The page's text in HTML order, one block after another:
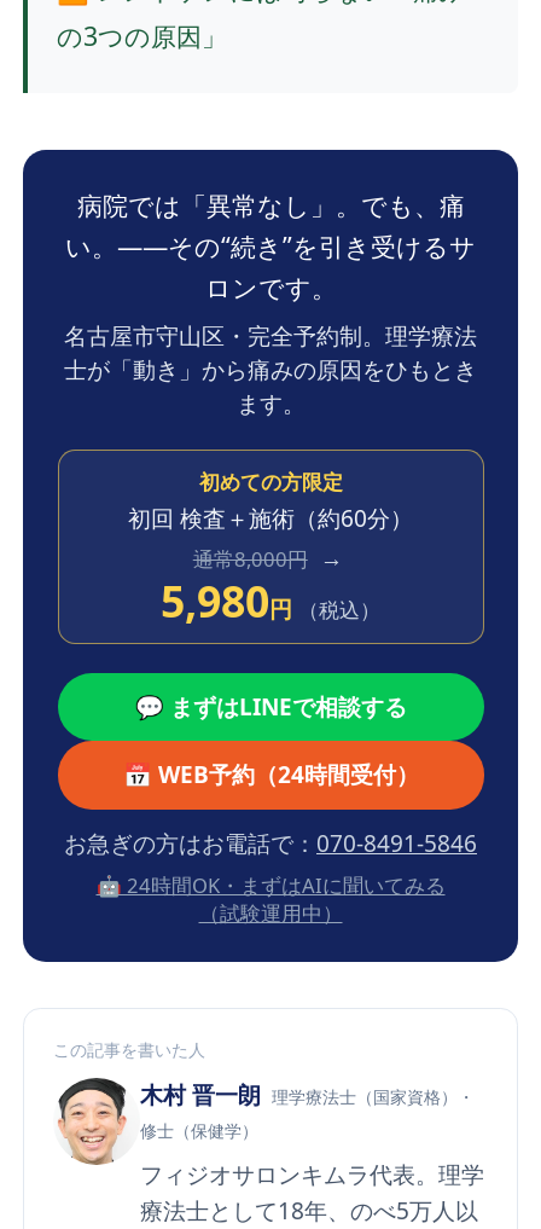
の3つの原因」
病院では「異常なし」。でも、痛
い。——その“続き”を引き受けるサ
ロンです。
名古屋市守山区・完全予約制。理学療法
士が「動き」から痛みの原因をひもとき
ます。
初めての方限定
初回 検査＋施術 （約60分）
通常8,000円 →
5,980円 （税込）
💬 まずはLINEで相談する
📅 WEB予約（24時間受付）
お急ぎの方はお電話で： 070-8491-5846
🤖 24時間OK・まずはAIに聞いてみる
（試験運用中）
この記事を書いた人
木村 晋一朗 理学療法士（国家資格）・
修士（保健学）
フィジオサロンキムラ代表。理学
療法士として18年、のべ5万人以